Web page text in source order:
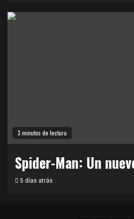
3 minutos de lectura
Spider-Man: Un
5 días atrás